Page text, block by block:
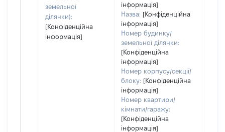
земельної
ділянки):
[Конфіденційна
інформація]
інформація]
Назва: [Конфіденційна
інформація]
Номер будинку/
земельної ділянки:
[Конфіденційна
інформація]
Номер корпусу/секції/
блоку: [Конфіденційна
інформація]
Номер квартири/
кімнати/гаражу:
[Конфіденційна
інформація]